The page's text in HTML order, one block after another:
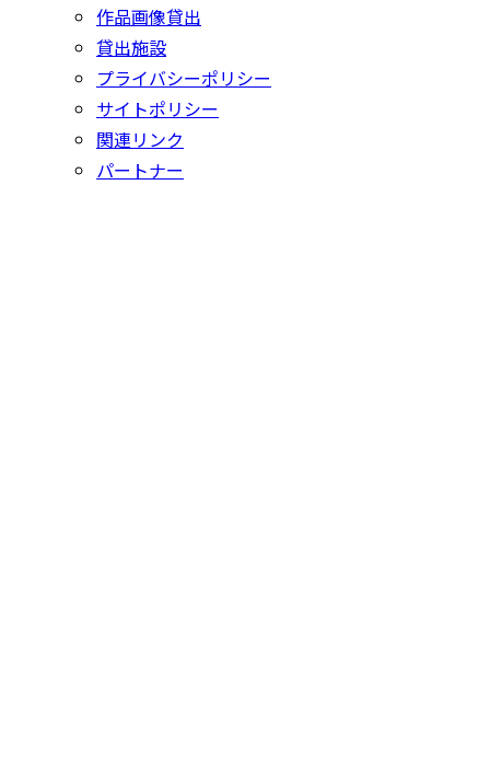
作品画像貸出
貸出施設
プライバシーポリシー
サイトポリシー
関連リンク
パートナー